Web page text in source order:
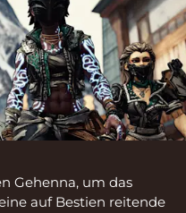
Gehenna, um das
auf Bestien reitende